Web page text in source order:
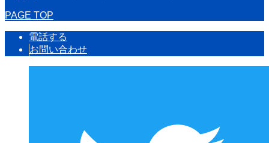
PAGE TOP
電話する
お問い合わせ